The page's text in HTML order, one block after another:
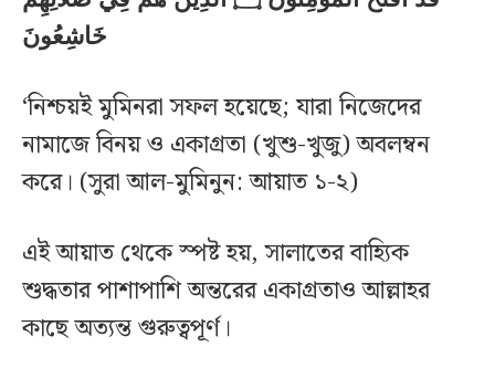
خَاشِعُونَ
‘নিশ্চয়ই মুমিনরা সফল হয়েছে; যারা নিজেদের
নামাজে বিনয় ও একাগ্রতা (খুশু-খুজু) অবলম্বন
করে। (সুরা আল-মুমিনুন: আয়াত ১-২)
এই আয়াত থেকে স্পষ্ট হয়, সালাতের বাহ্যিক
শুদ্ধতার পাশাপাশি অন্তরের একাগ্রতাও আল্লাহর
কাছে অত্যন্ত গুরুত্বপূর্ণ।